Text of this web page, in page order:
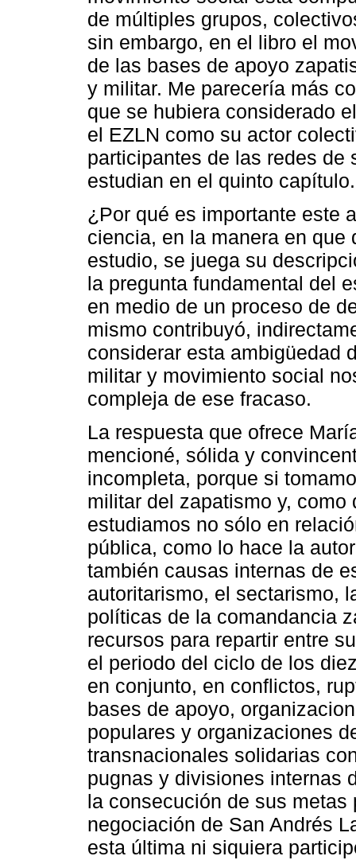
de múltiples grupos,
sin embargo, en el libro el
de las bases de apoyo
y militar. Me parecería más
que se hubiera considerado
el EZLN como su actor
participantes de las redes de
estudian en el quinto capítulo.
¿Por qué es importante este
ciencia, en la manera en
estudio, se juega su
la pregunta fundamental del
en medio de un proceso de
mismo contribuyó,
considerar esta ambigüedad
militar y movimiento social
compleja de ese fracaso.
La respuesta que ofrece
mencioné, sólida y
incompleta, porque si
militar del zapatismo y,
estudiamos no sólo en
pública, como lo hace la
también causas internas de
autoritarismo, el sectarismo,
políticas de la comandancia
recursos para repartir entre
el periodo del ciclo de los
en conjunto, en conflictos,
bases de apoyo,
populares y organizaciones
transnacionales solidarias
pugnas y divisiones internas
la consecución de sus
negociación de San Andrés
esta última ni siquiera